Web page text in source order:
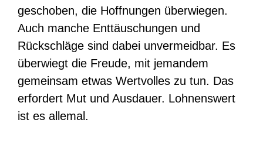
geschoben, die Hoffnungen überwiegen.
Auch manche Enttäuschungen und
Rückschläge sind dabei unvermeidbar. Es
überwiegt die Freude, mit jemandem
gemeinsam etwas Wertvolles zu tun. Das
erfordert Mut und Ausdauer. Lohnenswert
ist es allemal.